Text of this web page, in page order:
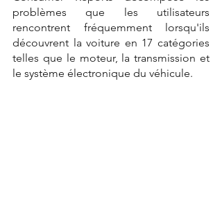
problèmes que les utilisateurs
rencontrent fréquemment lorsqu'ils
découvrent la voiture en 17 catégories
telles que le moteur, la transmission et
le système électronique du véhicule.